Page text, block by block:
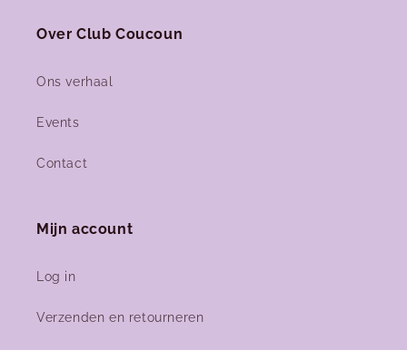
Over Club Coucoun
Ons verhaal
Events
Contact
Mijn account
Log in
Verzenden en retourneren